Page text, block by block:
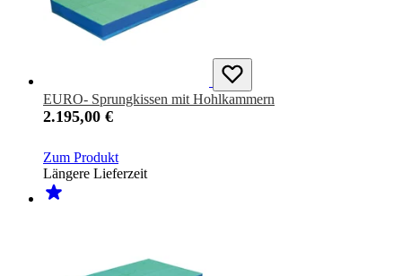
EURO- Sprungkissen mit Hohlkammern
2.195,00 €
Zum Produkt
Längere Lieferzeit